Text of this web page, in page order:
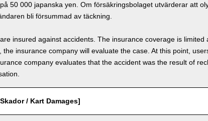
50 000 japanska yen. Om försäkringsbolaget utvärderar att
bli försummad av täckning.
insured against accidents. The insurance coverage is
the insurance company will evaluate the case. At this point,
company evaluates that the accident was the result of
/ Kart Damages]